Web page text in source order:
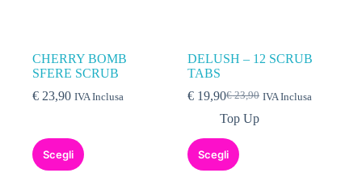
CHERRY BOMB
SFERE SCRUB
€ 23,90 IVA Inclusa
Scegli
DELUSH – 12 SCRUB
TABS
€23,90
€ 19,90 IVA Inclusa
Top Up
Scegli